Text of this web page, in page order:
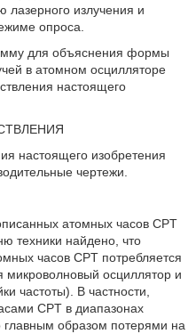
лазерного излучения и
опроса.
для объяснения формы
в атомном осцилляторе
настоящего
настоящего изобретения
чертежи.
атомных часов CPT
техники найдено, что
часов CPT потребляется
осциллятор и
частоты). В частности,
CPT в диапазонах
главным образом потерями на